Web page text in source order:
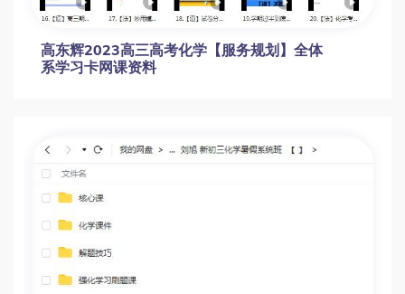
高东辉2023高三高考化学【服务规划】全体
系学习卡网课资料